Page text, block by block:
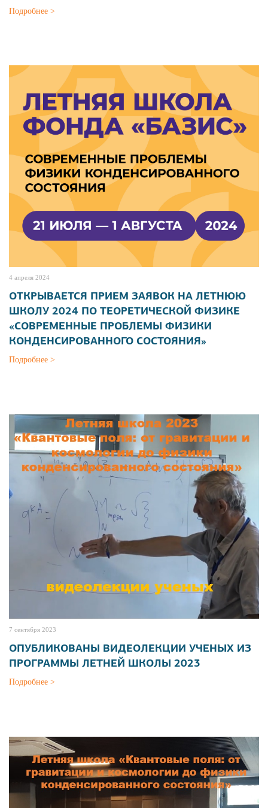
Подробнее >
4 апреля 2024
ОТКРЫВАЕТСЯ ПРИЕМ ЗАЯВОК НА ЛЕТНЮЮ
ШКОЛУ 2024 ПО ТЕОРЕТИЧЕСКОЙ ФИЗИКЕ
«СОВРЕМЕННЫЕ ПРОБЛЕМЫ ФИЗИКИ
КОНДЕНСИРОВАННОГО СОСТОЯНИЯ»
Подробнее >
7 сентября 2023
ОПУБЛИКОВАНЫ ВИДЕОЛЕКЦИИ УЧЕНЫХ ИЗ
ПРОГРАММЫ ЛЕТНЕЙ ШКОЛЫ 2023
Подробнее >